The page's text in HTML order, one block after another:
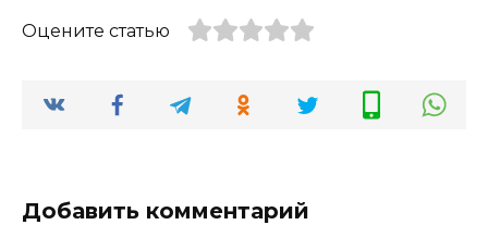
Оцените статью
Добавить комментарий